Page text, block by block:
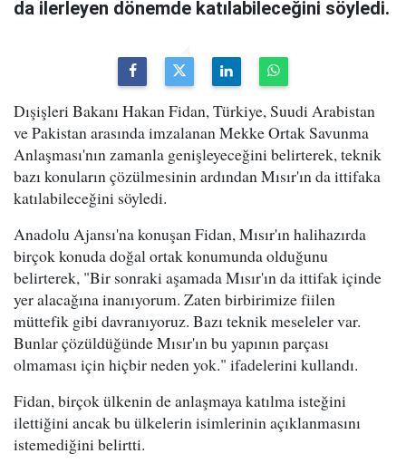
da ilerleyen dönemde katılabileceğini söyledi.
Dışişleri Bakanı Hakan Fidan, Türkiye, Suudi Arabistan
ve Pakistan arasında imzalanan Mekke Ortak Savunma
Anlaşması'nın zamanla genişleyeceğini belirterek, teknik
bazı konuların çözülmesinin ardından Mısır'ın da ittifaka
katılabileceğini söyledi.
Anadolu Ajansı'na konuşan Fidan, Mısır'ın halihazırda
birçok konuda doğal ortak konumunda olduğunu
belirterek, "Bir sonraki aşamada Mısır'ın da ittifak içinde
yer alacağına inanıyorum. Zaten birbirimize fiilen
müttefik gibi davranıyoruz. Bazı teknik meseleler var.
Bunlar çözüldüğünde Mısır'ın bu yapının parçası
olmaması için hiçbir neden yok." ifadelerini kullandı.
Fidan, birçok ülkenin de anlaşmaya katılma isteğini
ilettiğini ancak bu ülkelerin isimlerinin açıklanmasını
istemediğini belirtti.